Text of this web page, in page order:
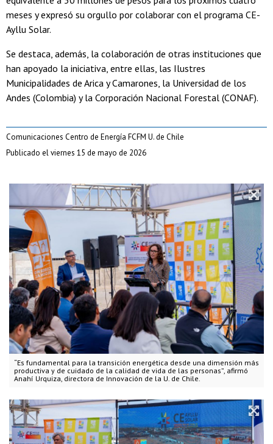
“Es fundamental para la transición energética desde una dimensión más
productiva y de cuidado de la calidad de vida de las personas”, afirmó
Anahí Urquiza, directora de Innovación de la U. de Chile.
meses y expresó su orgullo por colaborar con el programa CE-
Ayllu Solar.
Se destaca, además, la colaboración de otras instituciones que
han apoyado la iniciativa, entre ellas, las Ilustres
Municipalidades de Arica y Camarones, la Universidad de los
Andes (Colombia) y la Corporación Nacional Forestal (CONAF).
Comunicaciones Centro de Energía FCFM U. de Chile
Publicado el viernes 15 de mayo de 2026